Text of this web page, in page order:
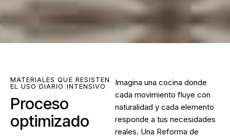
MATERIALES QUE RESISTEN
EL USO DIARIO INTENSIVO
Proceso
optimizado
Imagina una cocina donde
cada movimiento fluye con
naturalidad y cada elemento
responde a tus necesidades
reales. Una Reforma de